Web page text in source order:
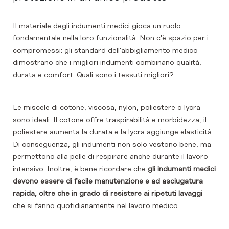
Il materiale degli indumenti medici gioca un ruolo
fondamentale nella loro funzionalità. Non c’è spazio per i
compromessi: gli standard dell’abbigliamento medico
dimostrano che i migliori indumenti combinano qualità,
durata e comfort. Quali sono i tessuti migliori?
Le miscele di cotone, viscosa, nylon, poliestere o lycra
sono ideali. Il cotone offre traspirabilità e morbidezza, il
poliestere aumenta la durata e la lycra aggiunge elasticità.
Di conseguenza, gli indumenti non solo vestono bene, ma
permettono alla pelle di respirare anche durante il lavoro
intensivo. Inoltre, è bene ricordare che gli indumenti medici
devono essere di facile manutenzione e ad asciugatura
rapida, oltre che in grado di resistere ai ripetuti lavaggi
che si fanno quotidianamente nel lavoro medico.